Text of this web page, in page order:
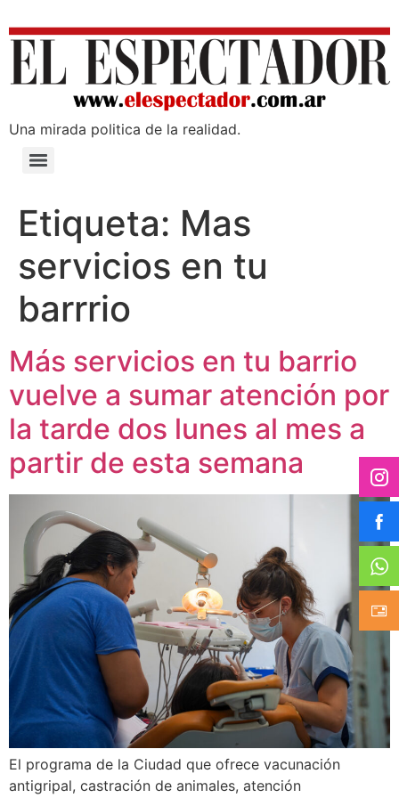
Una mirada poli­tica de la realidad.
Etiqueta: Mas
servicios en tu
barrrio
Más servicios en tu barrio
vuelve a sumar atención por
la tarde dos lunes al mes a
partir de esta semana
El programa de la Ciudad que ofrece vacunación
antigripal, castración de animales, atención